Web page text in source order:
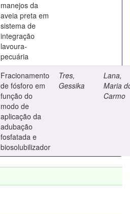
manejos da
aveia preta em
sistema de
integração
lavoura-
pecuária
Fracionamento
de fósforo em
função do
modo de
aplicação da
adubação
fosfatada e
biosolubilizador
Tres,
Gessika
Lana,
Maria
Carmo